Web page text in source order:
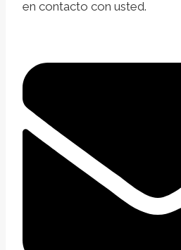
en contacto con usted.